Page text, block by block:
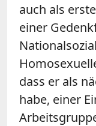
auch als
einer
dass er als
habe, einer